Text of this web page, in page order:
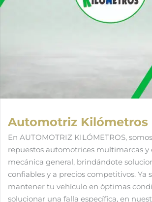
Automotriz Kilómetros
En AUTOMOTRIZ KILÓMETROS,
repuestos automotrices multimarcas y
mecánica general, brindándote
confiables y a precios competitivos. Ya
mantener tu vehículo en óptimas
solucionar una falla específica, en